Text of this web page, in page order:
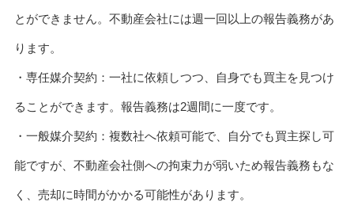
とができません。不動産会社には週一回以上の報告義務があ
ります。
・専任媒介契約：一社に依頼しつつ、自身でも買主を見つけ
ることができます。報告義務は2週間に一度です。
・一般媒介契約：複数社へ依頼可能で、自分でも買主探し可
能ですが、不動産会社側への拘束力が弱いため報告義務もな
く、売却に時間がかかる可能性があります。